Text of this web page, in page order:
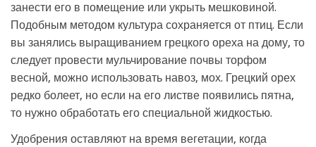
занести его в помещение или укрыть мешковиной.
Подобным методом культура сохраняется от птиц. Если
вы занялись выращиванием грецкого ореха на дому, то
следует провести мульчирование почвы торфом
весной, можно использовать навоз, мох. Грецкий орех
редко болеет, но если на его листве появились пятна,
то нужно обработать его специальной жидкостью.
Удобрения оставляют на время вегетации, когда